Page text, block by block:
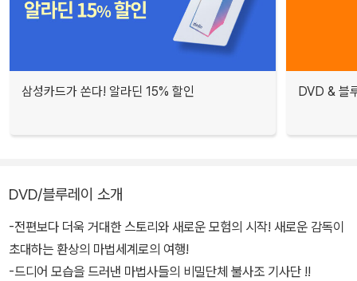
삼성카드가 쏜다! 알라딘 15% 할인 DVD & 블
DVD/블루레이 소개
-전편보다 더욱 거대한 스토리와 새로운 모험의 시작! 새로운 감독이
초대하는 환상의 마법세계로의 여행!
-드디어 모습을 드러낸 마법사들의 비밀단체 불사조 기사단 !!